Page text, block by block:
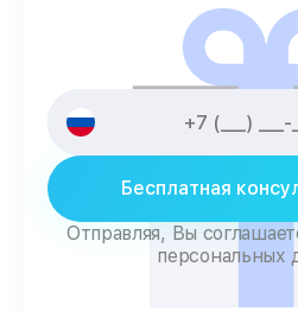
Бесплатная
Отправляя, Вы
персональных